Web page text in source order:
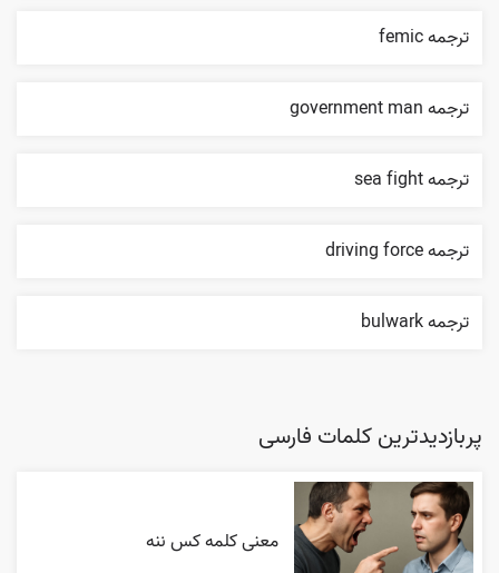
ترجمه femic
ترجمه government man
ترجمه sea fight
ترجمه driving force
ترجمه bulwark
پربازدیدترین کلمات فارسی
معنی کلمه کس ننه